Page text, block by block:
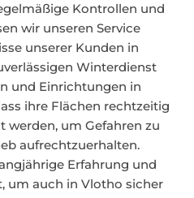
Kontrollen und
wir unseren Service
unserer Kunden in
Winterdienst
und Einrichtungen in
ihre Flächen rechtzeitig
werden, um Gefahren zu
aufrechtzuerhalten.
Erfahrung und
um auch in Vlotho sicher